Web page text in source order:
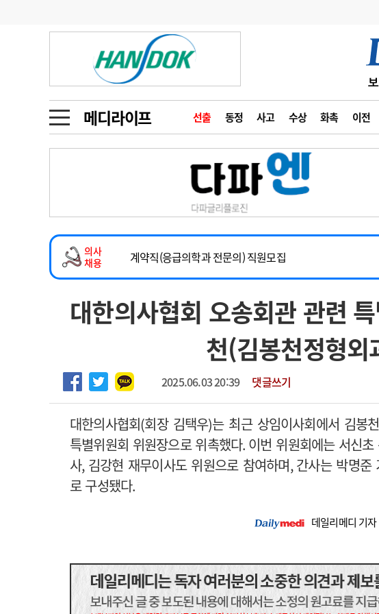
메디라이프 선출 동정 사고 수상 화촉 이전
금주의 검색어
1
의사인력 수급 추계
2
성분명 처방
3
AI의료
4
전공의 모집 결과
인사 사
오피니언 수
인물 피플
동영상뉴스
포토뉴스
메디 Hospital 지역병원 중소병원
인포메이션 행정처분 판례
고객센터 회사소개 법적고지 광
의사
채용
2026년 하반기 인턴 모집
마취통증의학과 임기제 임상의사 채용
계약직(응급의학과 전문의) 직원모집
하반기 전공의(레지던트1년차) 모집
2026년 하반기 인턴 모집
마취통증의학과 임기제 임상의사 채용
대한의사협회 오송회관 관련
천(김봉천정형외
2025.06.03 20:39 댓글쓰기
대한의사협회(회장 김택우)는 최근 상임이사회에서 김봉
특별위원회 위원장으로 위촉했다. 이번 위원회에는 서신초
사, 김강현 재무이사도 위원으로 참여하며,간사는 박명준
로 구성됐다.
데일리메디 기자